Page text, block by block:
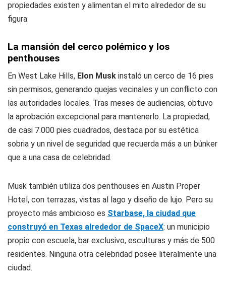
propiedades existen y alimentan el mito alrededor de su
figura.
La mansión del cerco polémico y los
penthouses
En West Lake Hills, Elon Musk instaló un cerco de 16 pies
sin permisos, generando quejas vecinales y un conflicto con
las autoridades locales. Tras meses de audiencias, obtuvo
la aprobación excepcional para mantenerlo. La propiedad,
de casi 7.000 pies cuadrados, destaca por su estética
sobria y un nivel de seguridad que recuerda más a un búnker
que a una casa de celebridad.
Musk también utiliza dos penthouses en Austin Proper
Hotel, con terrazas, vistas al lago y diseño de lujo. Pero su
proyecto más ambicioso es Starbase, la ciudad que
construyó en Texas alrededor de SpaceX: un municipio
propio con escuela, bar exclusivo, esculturas y más de 500
residentes. Ninguna otra celebridad posee literalmente una
ciudad.